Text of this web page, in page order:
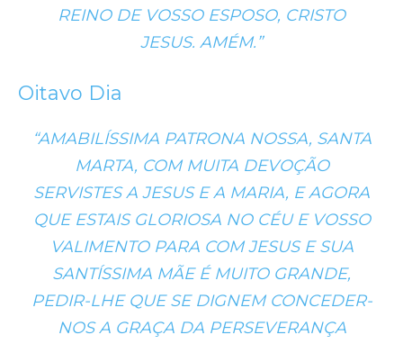
REINO DE VOSSO ESPOSO, CRISTO
JESUS. AMÉM.”
Oitavo Dia
“AMABILÍSSIMA PATRONA NOSSA, SANTA
MARTA, COM MUITA DEVOÇÃO
SERVISTES A JESUS E A MARIA, E AGORA
QUE ESTAIS GLORIOSA NO CÉU E VOSSO
VALIMENTO PARA COM JESUS E SUA
SANTÍSSIMA MÃE É MUITO GRANDE,
PEDIR-LHE QUE SE DIGNEM CONCEDER-
NOS A GRAÇA DA PERSEVERANÇA